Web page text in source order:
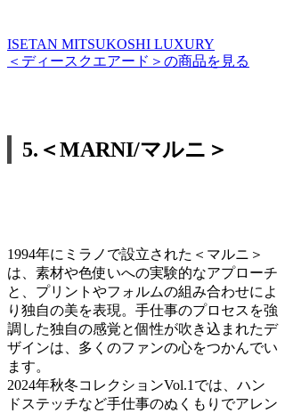
ISETAN MITSUKOSHI LUXURY
＜ディースクエアード＞の商品を見る
5.＜MARNI/マルニ＞
1994年にミラノで設立された＜マルニ＞
は、素材や色使いへの実験的なアプローチ
と、プリントやフォルムの組み合わせによ
り独自の美を表現。手仕事のプロセスを強
調した独自の感覚と個性が吹き込まれたデ
ザインは、多くのファンの心をつかんでい
ます。
2024年秋冬コレクションVol.1では、ハン
ドステッチなど手仕事のぬくもりでアレン